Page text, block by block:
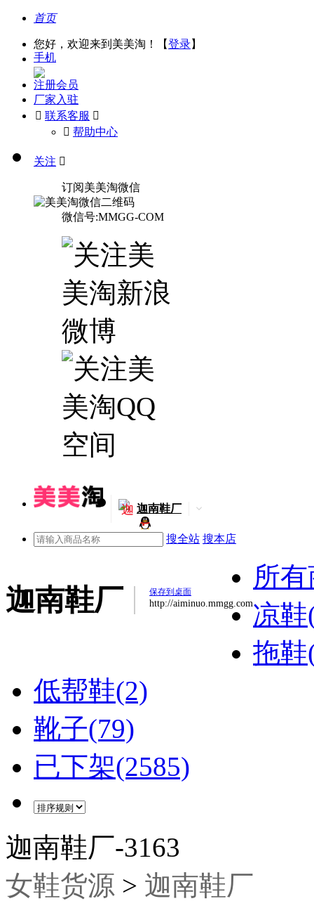
首页
您好，欢迎来到美美淘！【登录】
手机
注册会员
厂家入驻
 联系客服 
󰅃 帮助中心
关注 
订阅美美淘微信
微信号:MMGG-COM
迦 迦南鞋厂
搜全站 搜本店
迦南鞋厂 保存到桌面
http://aiminuo.mmgg.com
所
凉鞋
拖鞋
低帮鞋(2)
靴子(79)
已下架(2585)
迦南鞋厂-3163
女鞋货源 > 迦南鞋厂